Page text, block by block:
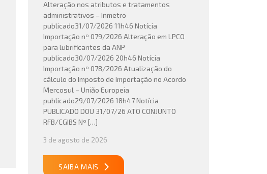
Alteração nos atributos e tratamentos
administrativos – Inmetro
publicado31/07/2026 11h46 Notícia
Importação nº 079/2026 Alteração em LPCO
para lubrificantes da ANP
publicado30/07/2026 20h46 Notícia
Importação nº 078/2026 Atualização do
cálculo do Imposto de Importação no Acordo
Mercosul – União Europeia
publicado29/07/2026 18h47 Notícia
PUBLICADO DOU 31/07/26 ATO CONJUNTO
RFB/CGIBS Nº […]
3 de agosto de 2026
SAIBA MAIS